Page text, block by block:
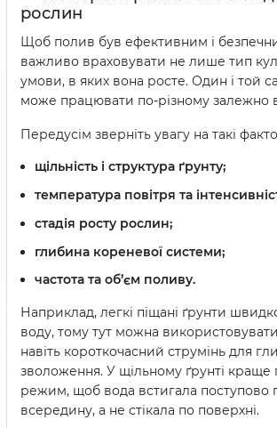
рослин
Щоб полив був ефективним і
важливо враховувати не лише тип
умови, в яких вона росте. Один і той
може працювати по-різному залежно
Передусім зверніть увагу на такі
щільність і структура ґрунту;
температура повітря та
стадія росту рослин;
глибина кореневої системи;
частота та об’єм поливу.
Наприклад, легкі піщані ґрунти
воду, тому тут можна
навіть короткочасний струмінь для
зволоження. У щільному ґрунті краще
режим, щоб вода встигала поступово
всередину, а не стікала по поверхні.